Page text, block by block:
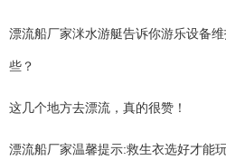
漂流船厂家洣水游艇告诉你游乐设备
些？
这几个地方去漂流，真的很赞！
漂流船厂家温馨提示:救生衣选好才能